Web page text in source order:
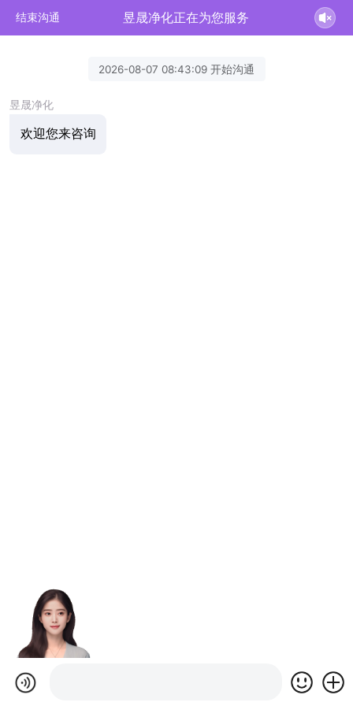
结束沟通 昱晟净化正在为您服务
2026-08-07 08:43:09 开始沟通
昱晟净化
欢迎您来咨询